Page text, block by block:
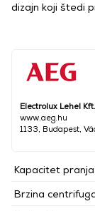
Electrolux Lehel Kft.
www.aeg.hu
1133, Budapest,
Kapacitet pranja
Brzina
dizajn koji štedi